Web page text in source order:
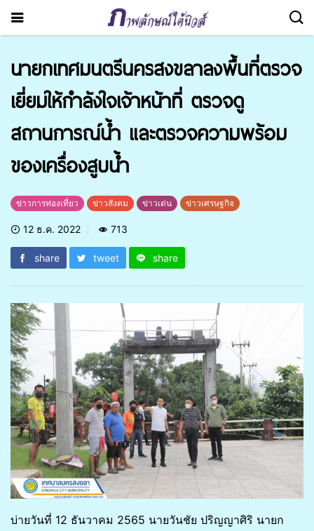
นายกเทศมนตรีนครสงขลาลงพื้นที่ตรวจ
เยี่ยมให้กำลังใจเจ้าหน้าที่ ตรวจดู
สถานการณ์น้ำ และตรวจความพร้อม
ของเครื่องสูบน้ำ
ข่าวการท่องเที่ยว ข่าวสังคม ข่าวเด่น ข่าวเศรษฐกิจ
12 ธ.ค. 2022 713
share tweet share
บ่ายวันที่ 12 ธันวาคม 2565 นายวันชัย ปริญญาศิริ นายก